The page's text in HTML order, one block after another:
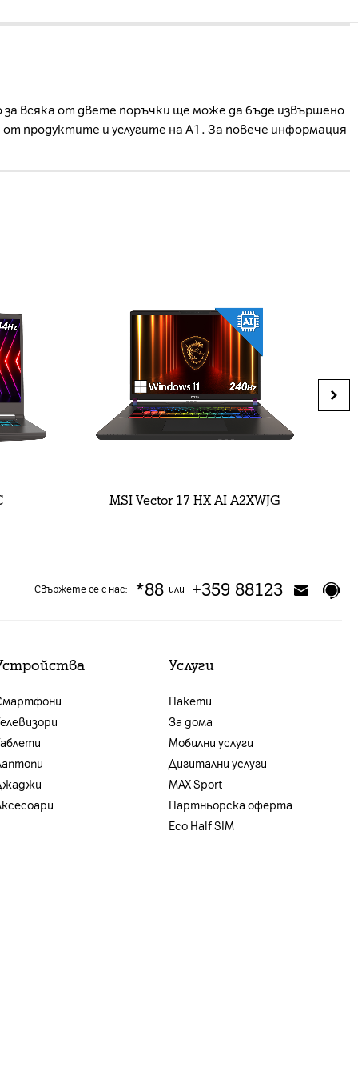
всяка от двете поръчки ще може да бъде извършено
продуктите и услугите на А1. За повече информация
MSI Vector 17 HX AI A2XWJG
Свържете се с нас: *88 или +359 88123
Услуги
Пакети
За дома
Мобилни услуги
Дигитални услуги
MAX Sport
Партньорска оферта
Eco Half SIM